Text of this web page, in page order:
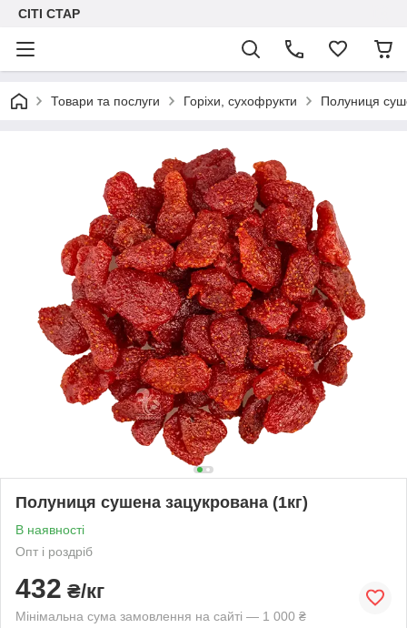
СІТІ СТАР
Товари та послуги Горіхи, сухофрукти Полуниця
Полуниця сушена зацукрована (1кг)
В наявності
Опт і роздріб
432 ₴/кг
Мінімальна сума замовлення на сайті — 1 000 ₴